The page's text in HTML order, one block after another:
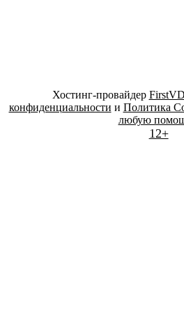
Хостинг-провайдер
конфиденциальности и Политика
любую
12+